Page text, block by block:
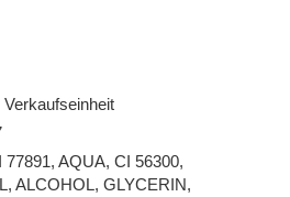
Verkaufseinheit
77891, AQUA, CI 56300,
ALCOHOL, GLYCERIN,